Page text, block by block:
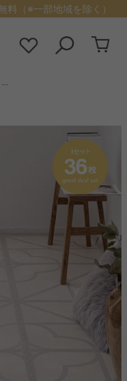
料（※一部地域を除く）